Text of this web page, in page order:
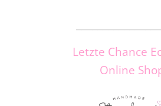
Letzte Chance
Online